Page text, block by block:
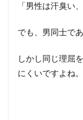
「男性は汗臭い
でも、男同士で
しかし同じ理屈
にくいですよね。